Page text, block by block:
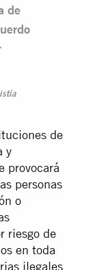
de
de
y
provocará
personas
o
riesgo de
en toda
ilegales